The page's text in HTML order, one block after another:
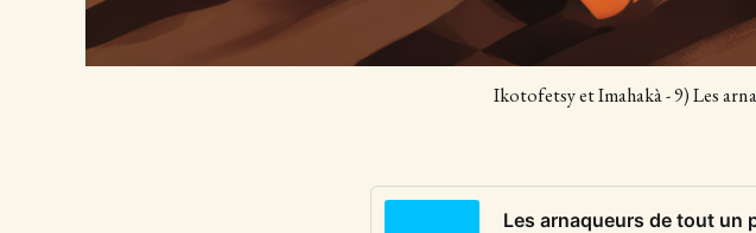
Ikotofetsy et Imahakà - 9) Les
Les arnaqueurs de tout un